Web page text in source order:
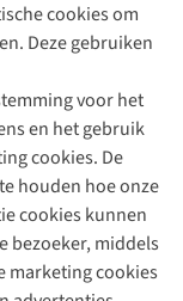
cookies om
Deze gebruiken
voor het
en het gebruik
cookies. De
houden hoe onze
cookies kunnen
bezoeker, middels
marketing cookies